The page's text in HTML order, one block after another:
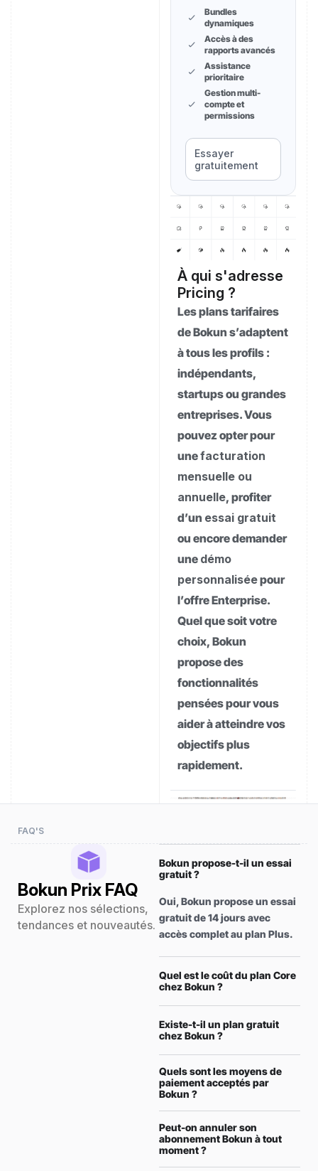
Bundles
dynamiques
Accès à des
rapports avancés
Assistance
prioritaire
Gestion multi-
compte et
permissions
Essayer
gratuitement
À qui s'adresse
Pricing ?
Les plans tarifaires
de Bokun s’adaptent
à tous les profils :
indépendants,
startups ou grandes
entreprises. Vous
pouvez opter pour
unefacturation
mensuelle ou
annuelle, profiter
d’un essai gratuit
ou encore demander
une démo
personnaliséepour
l’offre Enterprise.
Quel que soit votre
choix, Bokun
propose des
fonctionnalités
pensées pour vous
aider à atteindre vos
objectifs plus
rapidement.
FAQ'S
Bokun Prix FAQ
Explorez nos sélections,
tendances et nouveautés.
Bokun propose-t-il un essai
gratuit ?
Oui, Bokun propose un essai
gratuit de 14 jours avec
accès complet au plan Plus.
Quel est le coût du plan Core
chez Bokun ?
Existe-t-il un plan gratuit
chez Bokun ?
Quels sont les moyens de
paiement acceptés par
Bokun ?
Peut-on annuler son
abonnement Bokun à tout
moment ?